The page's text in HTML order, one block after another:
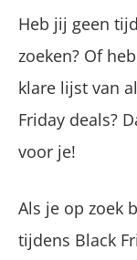
Heb jij geen
zoeken? Of
klare lijst van
Friday deals?
voor je!
Als je op zoek
tijdens Black